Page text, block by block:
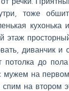
тоже
кухонька
этаж
диванчик и
до пола
на
на втором